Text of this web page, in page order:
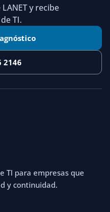
y recibe
TI.
2146
TI para empresas que
y continuidad.